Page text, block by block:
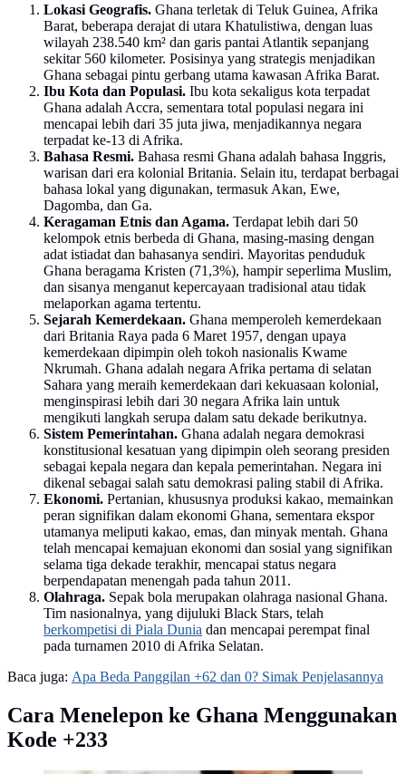
Lokasi Geografis. Ghana terletak di Teluk Guinea, Afrika
Barat, beberapa derajat di utara Khatulistiwa, dengan luas
wilayah 238.540 km² dan garis pantai Atlantik sepanjang
sekitar 560 kilometer. Posisinya yang strategis menjadikan
Ghana sebagai pintu gerbang utama kawasan Afrika Barat.
Ibu Kota dan Populasi. Ibu kota sekaligus kota terpadat
Ghana adalah Accra, sementara total populasi negara ini
mencapai lebih dari 35 juta jiwa, menjadikannya negara
terpadat ke-13 di Afrika.
Bahasa Resmi. Bahasa resmi Ghana adalah bahasa Inggris,
warisan dari era kolonial Britania. Selain itu, terdapat berbagai
bahasa lokal yang digunakan, termasuk Akan, Ewe,
Dagomba, dan Ga.
Keragaman Etnis dan Agama. Terdapat lebih dari 50
kelompok etnis berbeda di Ghana, masing-masing dengan
adat istiadat dan bahasanya sendiri. Mayoritas penduduk
Ghana beragama Kristen (71,3%), hampir seperlima Muslim,
dan sisanya menganut kepercayaan tradisional atau tidak
melaporkan agama tertentu.
Sejarah Kemerdekaan. Ghana memperoleh kemerdekaan
dari Britania Raya pada 6 Maret 1957, dengan upaya
kemerdekaan dipimpin oleh tokoh nasionalis Kwame
Nkrumah. Ghana adalah negara Afrika pertama di selatan
Sahara yang meraih kemerdekaan dari kekuasaan kolonial,
menginspirasi lebih dari 30 negara Afrika lain untuk
mengikuti langkah serupa dalam satu dekade berikutnya.
Sistem Pemerintahan. Ghana adalah negara demokrasi
konstitusional kesatuan yang dipimpin oleh seorang presiden
sebagai kepala negara dan kepala pemerintahan. Negara ini
dikenal sebagai salah satu demokrasi paling stabil di Afrika.
Ekonomi. Pertanian, khususnya produksi kakao, memainkan
peran signifikan dalam ekonomi Ghana, sementara ekspor
utamanya meliputi kakao, emas, dan minyak mentah. Ghana
telah mencapai kemajuan ekonomi dan sosial yang signifikan
selama tiga dekade terakhir, mencapai status negara
berpendapatan menengah pada tahun 2011.
Olahraga. Sepak bola merupakan olahraga nasional Ghana.
Tim nasionalnya, yang dijuluki Black Stars, telah
berkompetisi di Piala Dunia dan mencapai perempat final
pada turnamen 2010 di Afrika Selatan.
Baca juga: Apa Beda Panggilan +62 dan 0? Simak Penjelasannya
Cara Menelepon ke Ghana Menggunakan
Kode +233